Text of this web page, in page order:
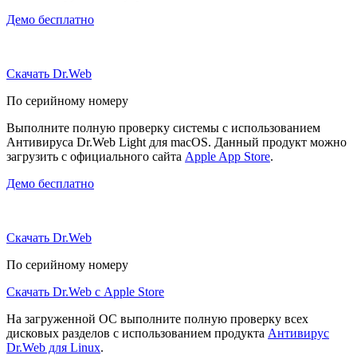
Демо бесплатно
Скачать Dr.Web
По серийному номеру
Выполните полную проверку системы с использованием
Антивируса Dr.Web Light для macOS. Данный продукт можно
загрузить с официального сайта Apple App Store.
Демо бесплатно
Скачать Dr.Web
По серийному номеру
Скачать Dr.Web с Apple Store
На загруженной ОС выполните полную проверку всех
дисковых разделов с использованием продукта Антивирус
Dr.Web для Linux.